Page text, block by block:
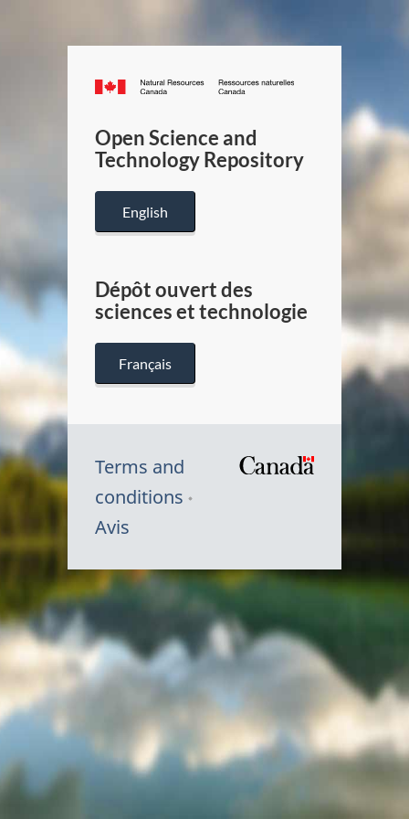
Canada.ca
/
Canada
Open Science and
Technology Repository
English
Dépôt ouvert des
sciences et technologie
Français
Terms and
conditions
Avis
Symbole
du